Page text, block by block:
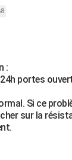
:
portes
Si ce
sur la